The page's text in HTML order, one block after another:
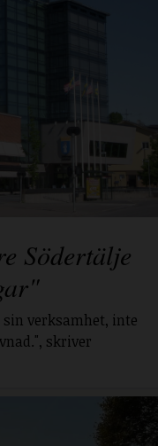
Södertälje
verksamhet, inte
skriver